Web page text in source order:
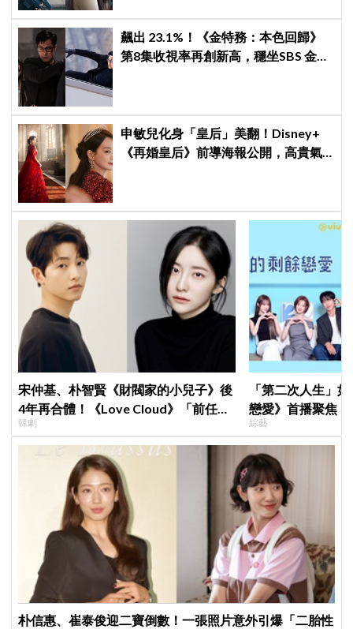
飆出 23.1%！《金特務：本色回歸》
第8集收視率再創新高，穩坐SBS 金土
申敏兒化身「皇后」美翻！Disney+
《再婚皇后》前導海報公開，高貴氣
宋仲基、朴智賢《財閥家的小兒子》後
4年再合體！《Love Cloud》「前任見
面就變天」設定超鬧
韓劇
「第二次人生」
戀愛》首播聚焦
全場淚崩，初見
綜藝
朴信惠、崔泰俊迎二寶倒數！一張照片意外引爆「二胎性